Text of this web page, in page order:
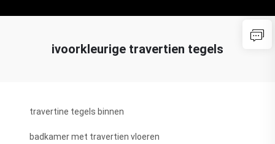
ivoorkleurige travertien tegels
travertine tegels binnen
badkamer met travertien vloeren